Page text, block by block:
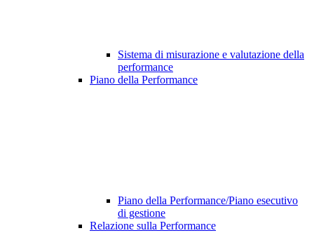
Sistema di misurazione e valutazione della
performance
Piano della Performance
Piano della Performance/Piano esecutivo
di gestione
Relazione sulla Performance